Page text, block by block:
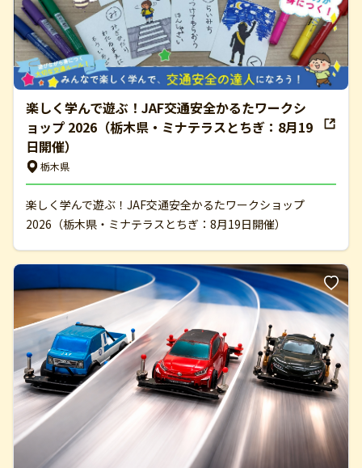
楽しく学んで遊ぶ！JAF交通安全かるたワークシ
ョップ 2026（栃木県・ミナテラスとちぎ：8月19
日開催）
栃木県
楽しく学んで遊ぶ！JAF交通安全かるたワークショップ
2026（栃木県・ミナテラスとちぎ：8月19日開催）